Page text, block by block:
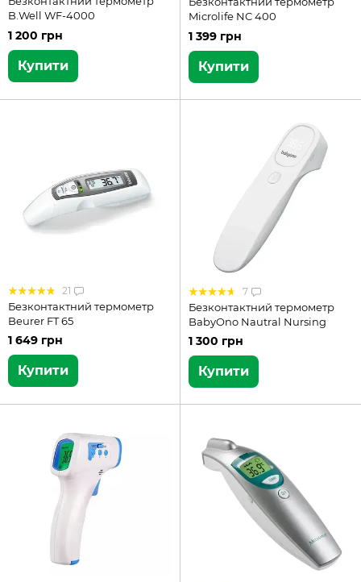
B.Well WF-4000
1 200 грн
Купити
Microlife NC 400
1 399 грн
Купити
21
Безконтактний термометр
Beurer FT 65
1 649 грн
Купити
7
Безконтактний термометр
BabyOno Nautral Nursing
1 300 грн
Купити